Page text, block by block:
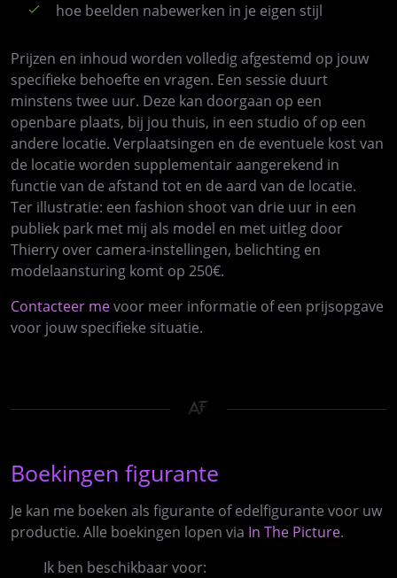
hoe beelden nabewerken in je eigen stijl
Prijzen en inhoud worden volledig afgestemd op jouw
specifieke behoefte en vragen. Een sessie duurt
minstens twee uur. Deze kan doorgaan op een
openbare plaats, bij jou thuis, in een studio of op een
andere locatie. Verplaatsingen en de eventuele kost van
de locatie worden supplementair aangerekend in
functie van de afstand tot en de aard van de locatie.
Ter illustratie: een fashion shoot van drie uur in een
publiek park met mij als model en met uitleg door
Thierry over camera-instellingen, belichting en
modelaansturing komt op 250€.
Contacteer mevoor meer informatie of een prijsopgave
voor jouw specifieke situatie.
Boekingen figurante
Je kan me boeken als figurante of edelfigurante voor uw
productie. Alle boekingen lopen via In The Picture.
Ik ben beschikbaar voor: